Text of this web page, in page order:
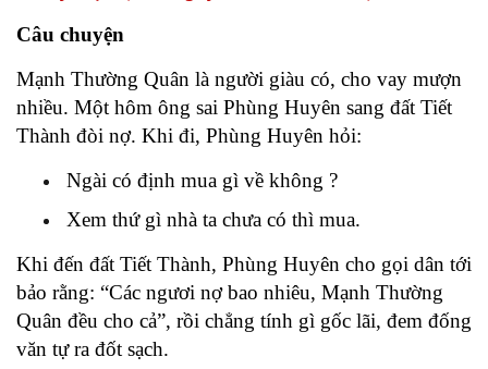
Câu chuyện
Mạnh Thường Quân là người giàu có, cho vay mượn
nhiều. Một hôm ông sai Phùng Huyên sang đất Tiết
Thành đòi nợ. Khi đi, Phùng Huyên hỏi:
Ngài có định mua gì về không ?
Xem thứ gì nhà ta chưa có thì mua.
Khi đến đất Tiết Thành, Phùng Huyên cho gọi dân tới
bảo rằng: “Các ngươi nợ bao nhiêu, Mạnh Thường
Quân đều cho cả”, rồi chẳng tính gì gốc lãi, đem đống
văn tự ra đốt sạch.